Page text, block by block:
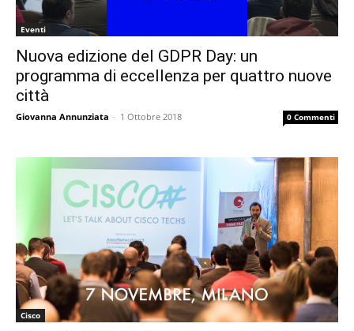
Eventi
Nuova edizione del GDPR Day: un
programma di eccellenza per quattro nuove
città
Giovanna Annunziata - 1 Ottobre 2018 0 Commenti
Cisco